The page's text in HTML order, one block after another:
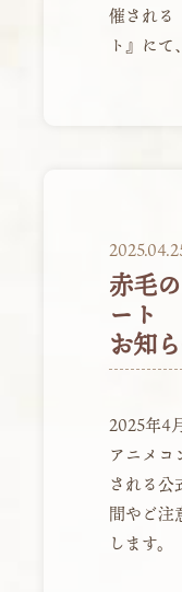
催される
ト』にて
赤毛
ート
お知
2025年4
アニメコ
される公
間やご注
します